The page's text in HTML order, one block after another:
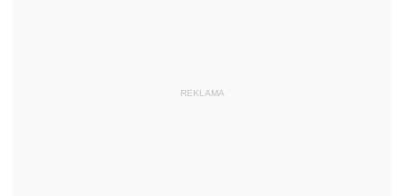
REKLAMA